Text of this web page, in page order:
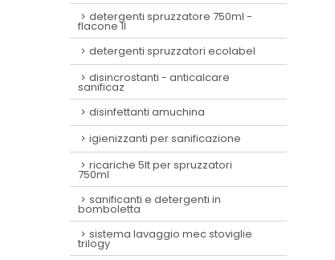
detergenti spruzzatore 750ml -
flacone 1l
detergenti spruzzatori ecolabel
disincrostanti - anticalcare
sanificaz
disinfettanti amuchina
igienizzanti per sanificazione
ricariche 5lt per spruzzatori
750ml
sanificanti e detergenti in
bomboletta
sistema lavaggio mec stoviglie
trilogy